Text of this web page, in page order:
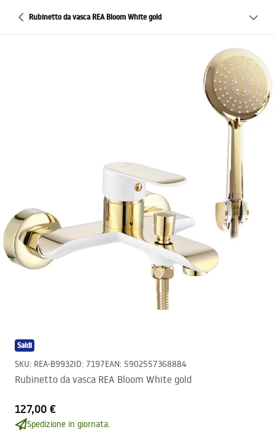
Rubinetto da vasca REA Bloom White gold
Saldi
SKU: REA-B9932ID: 7197EAN: 5902557368884
Rubinetto da vasca REA Bloom White gold
127,00 €
Spedizione in giornata.